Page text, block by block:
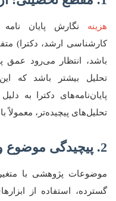
هزینه نگارش پایان
کارشناسی ارشد، دکترا)
باشد، انتظار می‌رود
تحلیل بیشتر باشد که
پایان‌نامه‌های دکترا به
تحلیل‌های پیچیده‌تر، معمولاً
2. پیچیدگی موضوع و حجم کار
موضوعات پژوهشی با
گسترده، استفاده از